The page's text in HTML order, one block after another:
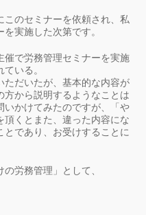
のセミナーを依頼され、私
実施した次第です。
催で労務管理セミナーを実施
いる。
ただいたが、基本的な内容が
から説明するようなことは
いかけてみたのですが、「や
頂くとまた、違った内容にな
とであり、お受けすることに
労務管理」として、